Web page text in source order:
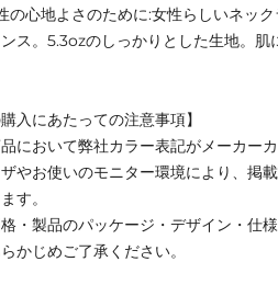
の心地よさのために:女性らしいネッ
ス。5.3ozのしっかりとした生地。肌
購入にあたっての注意事項】
において弊社カラー表記がメーカー
やお使いのモニター環境により、掲
す。
・製品のパッケージ・デザイン・仕
かじめご了承ください。